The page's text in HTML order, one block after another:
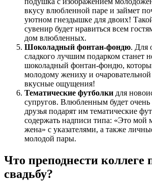
вкусу влюбленной паре и займет
уютном гнездышке для двоих!
сувенир будет нравиться всем
дом влюбленных.
Шоколадный фонтан-фондю. Для
сладкого лучшим подарком станет
шоколадный фонтан-фондю,
молодому жениху и
вкусные ощущения!
Тематические футболки для
супругов. Влюбленным будет очень
друзья подарят им тематические
содержать надписи типа: «Это мой
жена» с указателями, а также
молодой пары.
Что преподнести коллеге
свадьбу?